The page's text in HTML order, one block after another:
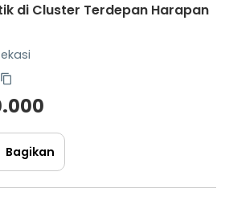
di Cluster Terdepan Harapan
Bagikan